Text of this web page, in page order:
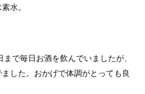
水。
で毎日お酒を飲んでいましたが、
した。おかげで体調がとっても良